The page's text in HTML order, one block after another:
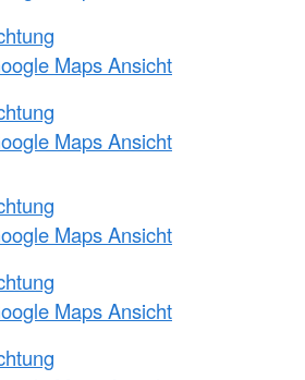
Maps Ansicht
Maps Ansicht
Maps Ansicht
Maps Ansicht